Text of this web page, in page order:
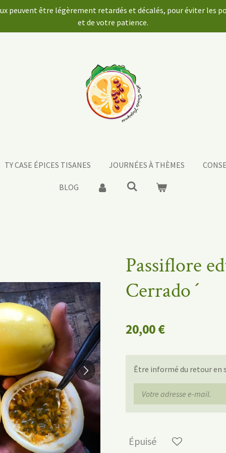
peuvent être légèrement retardés et décalés, pour éviter les
et de votre patience.
TY CASE ÉPICES TISANES JOURNÉES À THÈMES
BLOG
Passiflore
Cerrado ´
20,00 €
Être informé du retour en
Épuisé